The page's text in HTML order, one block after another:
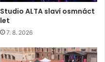
Studio ALTA slaví osmnáct
let
7. 8. 2026